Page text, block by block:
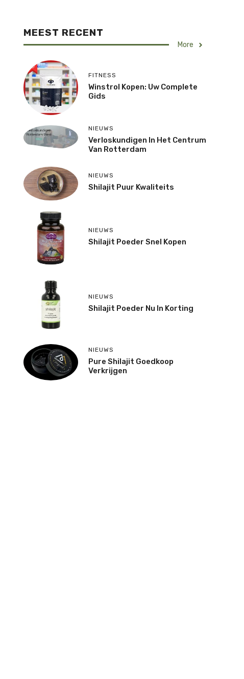
MEEST RECENT
More
FITNESS
Winstrol Kopen: Uw Complete
Gids
NIEUWS
Verloskundigen In Het Centrum
Van Rotterdam
NIEUWS
Shilajit Puur Kwaliteits
NIEUWS
Shilajit Poeder Snel Kopen
NIEUWS
Shilajit Poeder Nu In Korting
NIEUWS
Pure Shilajit Goedkoop
Verkrijgen